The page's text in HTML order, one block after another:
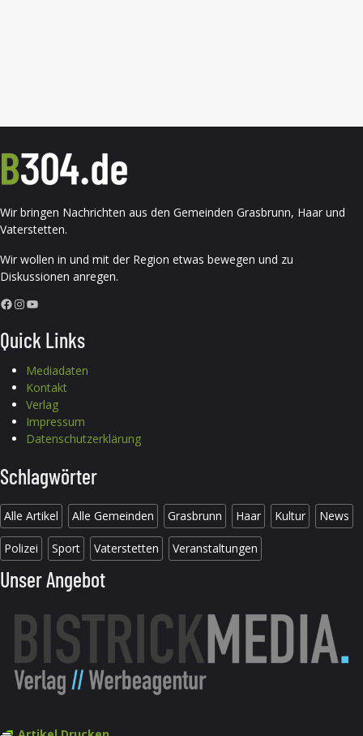
Wir bringen Nachrichten aus den Gemeinden Grasbrunn, Haar und
Vaterstetten.
Wir wollen in und mit der Region etwas bewegen und zu
Diskussionen anregen.
Facebook InstagramYouTube
Quick Links
Mediadaten
Kontakt
Verlag
Impressum
Datenschutzerklärung
Schlagwörter
Alle Artikel Alle Gemeinden Grasbrunn Haar Kultur News
Polizei Sport Vaterstetten Veranstaltungen
Unser Angebot